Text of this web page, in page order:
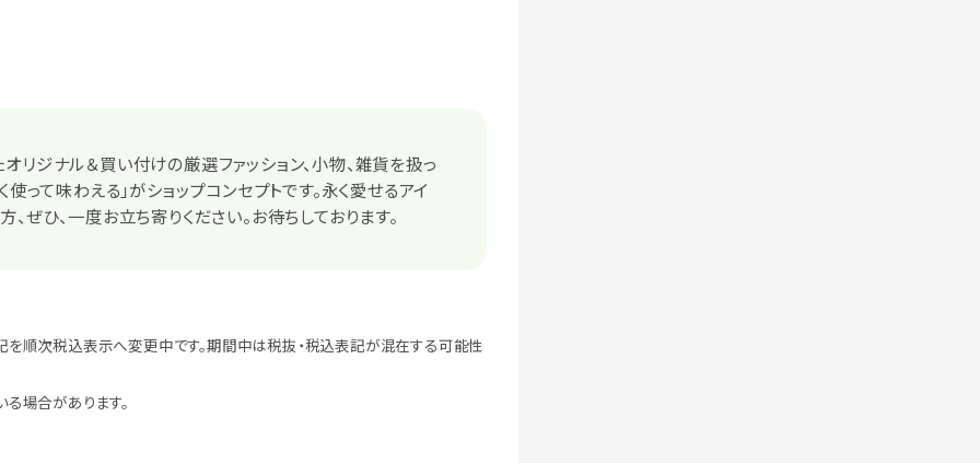
リジナル＆買い付けの厳選ファッション、小物、雑貨を扱っ
使って味わえる」がショップコンセプトです。永く愛せるアイ
、ぜひ、一度お立ち寄りください。お待ちしております。
順次税込表示へ変更中です。期間中は税抜・税込表記が混在する可能性
場合があります。